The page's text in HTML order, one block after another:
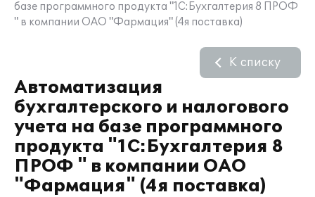
базе программного продукта "1С:Бухгалтерия 8 ПРОФ
" в компании ОАО "Фармация" (4я поставка)
Автоматизация
бухгалтерского и налогового
учета на базе программного
продукта "1С:Бухгалтерия 8
ПРОФ " в компании ОАО
"Фармация" (4я поставка)
К списку